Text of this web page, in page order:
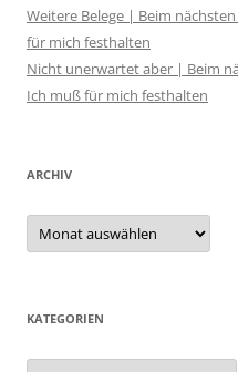
Weitere Belege | Beim
für mich festhalten
Nicht unerwartet aber | Beim
Ich muß für mich festhalten
ARCHIV
Archiv
KATEGORIEN
Kategorien